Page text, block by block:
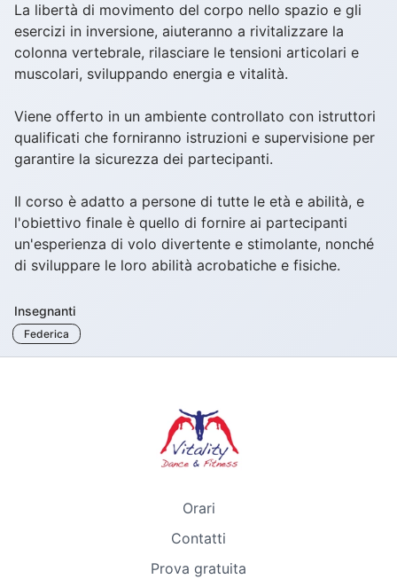
La libertà di movimento del corpo nello spazio e gli
esercizi in inversione, aiuteranno a rivitalizzare la
colonna vertebrale, rilasciare le tensioni articolari e
muscolari, sviluppando energia e vitalità.
Viene offerto in un ambiente controllato con istruttori
qualificati che forniranno istruzioni e supervisione per
garantire la sicurezza dei partecipanti.
Il corso è adatto a persone di tutte le età e abilità, e
l'obiettivo finale è quello di fornire ai partecipanti
un'esperienza di volo divertente e stimolante, nonché
di sviluppare le loro abilità acrobatiche e fisiche.
Insegnanti
Federica
Orari
Contatti
Prova gratuita